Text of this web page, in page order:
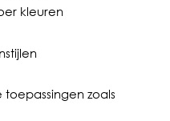
kleuren
zoals